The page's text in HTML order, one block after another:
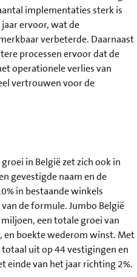
implementaties sterk is
ervoor, wat de
verbeterde. Daarnaast
processen ervoor dat de
operationele verlies van
vertrouwen voor de
in België zet zich ook in
gevestigde naam en de
in bestaande winkels
de formule. Jumbo België
een totale groei van
en boekte wederom winst. Met
uit op 44 vestigingen en
einde van het jaar richting 2%.